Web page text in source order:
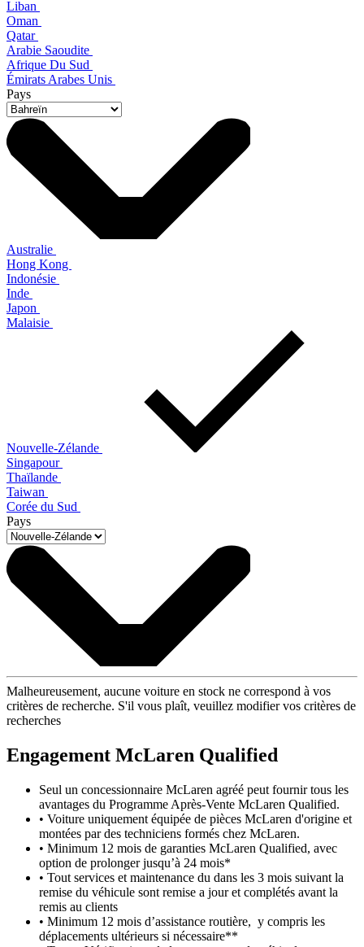
Liban
Oman
Qatar
Arabie Saoudite
Afrique Du Sud
Émirats Arabes Unis
Pays
Australie
Hong Kong
Indonésie
Inde
Japon
Malaisie
Nouvelle-Zélande
Singapour
Thaïlande
Taiwan
Corée du Sud
Pays
Malheureusement, aucune voiture en stock ne correspond à vos
critères de recherche. S'il vous plaît, veuillez modifier vos critères de
recherches
Engagement McLaren Qualified
Seul un concessionnaire McLaren agréé peut fournir tous les
avantages du Programme Après-Vente McLaren Qualified.
• Voiture uniquement équipée de pièces McLaren d'origine et
montées par des techniciens formés chez McLaren.
• Minimum 12 mois de garanties McLaren Qualified, avec
option de prolonger jusqu’à 24 mois*
• Tout services et maintenance du dans les 3 mois suivant la
remise du véhicule sont remise a jour et complétés avant la
remis au clients
• Minimum 12 mois d’assistance routière, y compris les
déplacements ultérieurs si nécessaire**